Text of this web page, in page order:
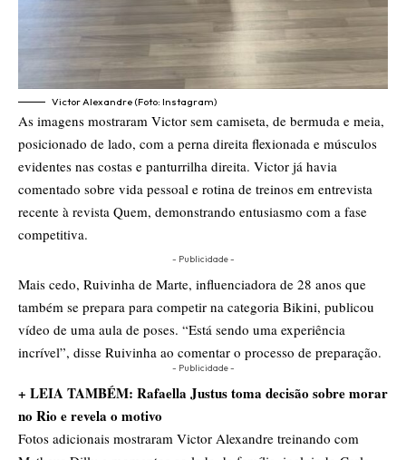
Victor Alexandre (Foto: Instagram)
As imagens mostraram Victor sem camiseta, de bermuda e meia,
posicionado de lado, com a perna direita flexionada e músculos
evidentes nas costas e panturrilha direita. Victor já havia
comentado sobre vida pessoal e rotina de treinos em entrevista
recente à revista Quem, demonstrando entusiasmo com a fase
competitiva.
- Publicidade -
Mais cedo, Ruivinha de Marte, influenciadora de 28 anos que
também se prepara para competir na categoria Bikini, publicou
vídeo de uma aula de poses. “Está sendo uma experiência
incrível”, disse Ruivinha ao comentar o processo de preparação.
- Publicidade -
+ LEIA TAMBÉM: Rafaella Justus toma decisão sobre morar
no Rio e revela o motivo
Fotos adicionais mostraram Victor Alexandre treinando com